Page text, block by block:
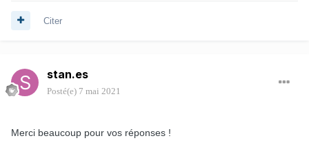
Citer
stan.es
Posté(e) 7 mai 2021
Merci beaucoup pour vos réponses !